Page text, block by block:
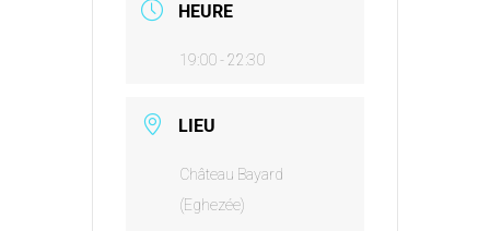
HEURE
19:00 - 22:30
LIEU
Château Bayard
(Eghezée)